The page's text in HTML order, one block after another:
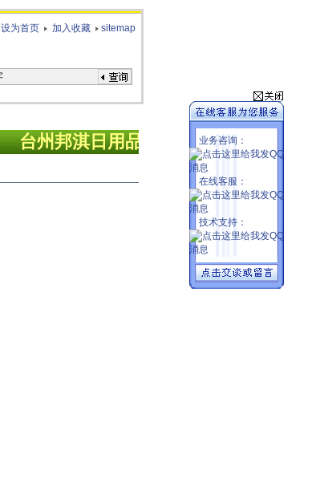
设为首页 加入收藏 sitemap
台州邦淇日用品有限公司欢迎您！
业务咨询：
在线客服：
技术支持：